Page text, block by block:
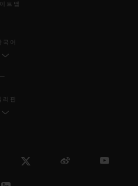
트맵
국어
리핀